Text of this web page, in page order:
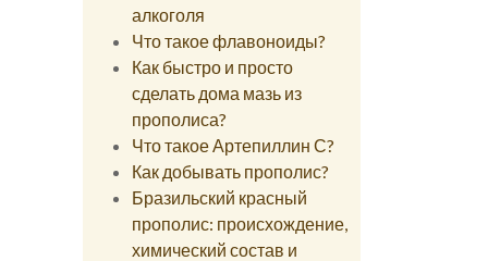
алкоголя
Что такое флавоноиды?
Как быстро и просто
сделать дома мазь из
прополиса?
Что такое Артепиллин С?
Как добывать прополис?
Бразильский красный
прополис: происхождение,
химический состав и